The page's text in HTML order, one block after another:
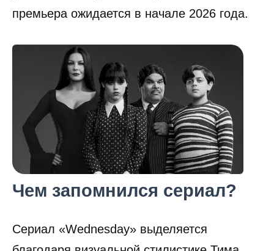
премьера ожидается в начале 2026 года.
Чем запомнился сериал?
Сериал «Wednesday» выделяется